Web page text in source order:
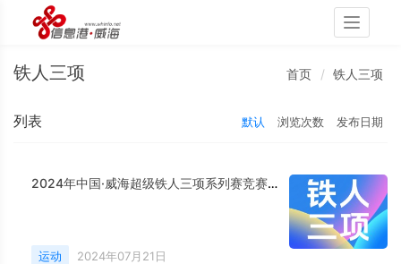
Toggle
铁人三项 首页 铁人三项
列表 默认 浏览次数 发布日期
2024年中国·威海超级铁人三项系列赛竞赛规程
运动 2024年07月21日